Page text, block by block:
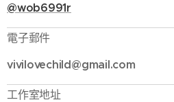
@wob6991r
電子郵件
vivilovechild@gmail.com
工作室地址